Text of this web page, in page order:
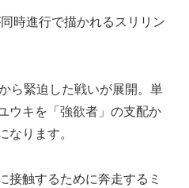
時進行で描かれるスリリン
から緊迫した戦いが展開。単
ウキを「強欲者」の支配か
なります。
接触するために奔走するミ